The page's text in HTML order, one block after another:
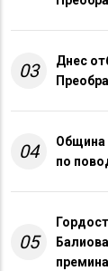
03
Днес
04
Община
по
05